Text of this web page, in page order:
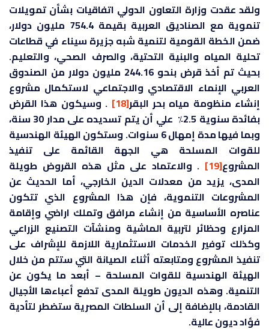
ولقد عقدت وزارة التعاون الدولي اتفاقيات بشأن تمويلات
تنموية مع الصناديق العربية بقيمة 754.4 مليون دولار،
ضمن الخطة القومية لتنمية شبه جزيرة سيناء في قطاعات
تحلية المياه والبنية التحتية، والصرف الصحي، والتعليم.
بحيث تم أخذ قرض بنحو 244.16 مليون دولار من الصندوق
العربي الإنماء الاقتصادي والاجتماعي لاستكمال مشروع
إنشاء منظومة مياه بحر البقر[18]
. وسيكون هذا القرض
بفائدة سنوية 2.5٪ علي أن يتم تسديده على مدار 30 سنة،
وبما فيها مدة إمهال 6 سنوات. وستكون الهيئة الهندسية
للقوات المسلحة هي الجهة القائمة على تنفيذ
المشروع[19]
. والاعتماد على مثل هذه القروض طويلة
المدى، يزيد من معدلات الدين الخارجي، أما الحديث عن
المشروعات التنموية، فإن هذا المشروع الذي تتكون
عناصره الأساسية من إنشاء مرافق وتملك اراضي وإقامة
المزارع وحظائر لتربية الماشية ومنشآت التصنيع الزراعي
وكذلك توفير الخدمات الاستثمارية اللازمة للإشراف على
تنفيذ المشروع ومتابعته أثناء الصيانة التي ستتم من خلال
الهيئة الهندسية للقوات المسلحة – أبعد ما يكون عن
التنمية. وهذه الديون طويلة المدى تدفع أعباءها الأجيال
القادمة، بالإضافة إلى أن السلطات المصرية ستضطر لتأدية
فؤاد ديون عالية.